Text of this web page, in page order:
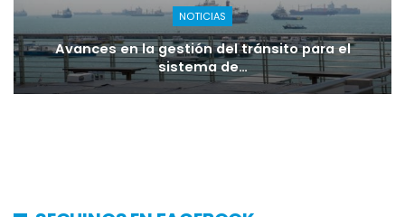
NOTICIAS
Avances en la gestión del tránsito para el
sistema de…